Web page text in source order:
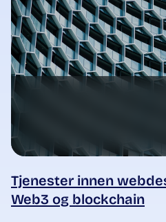
Tjenester innen
Web3 og blockchain